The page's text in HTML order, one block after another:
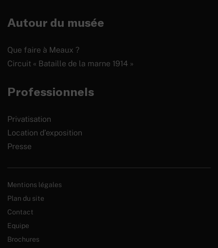
Autour du musée
Que faire à Meaux ?
Circuit « Bataille de la marne 1914 »
Professionnels
Privatisation
Location d’exposition
Presse
Mentions légales
Plan du site
Contact
Equipe
Brochures